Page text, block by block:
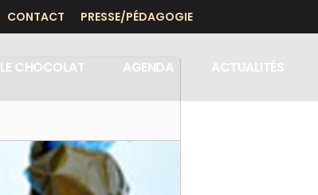
CONTACT PRESSE/PÉDAGOGIE
LE CHOCOLAT AGENDA ACTUALITÉS